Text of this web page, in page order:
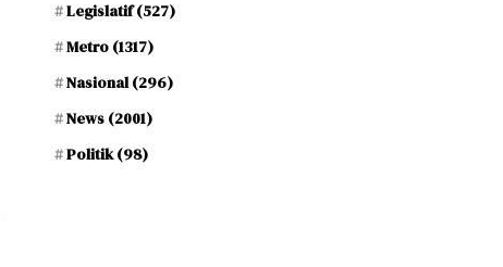
Legislatif(527)
Metro (1317)
Nasional(296)
News (2001)
Politik(98)